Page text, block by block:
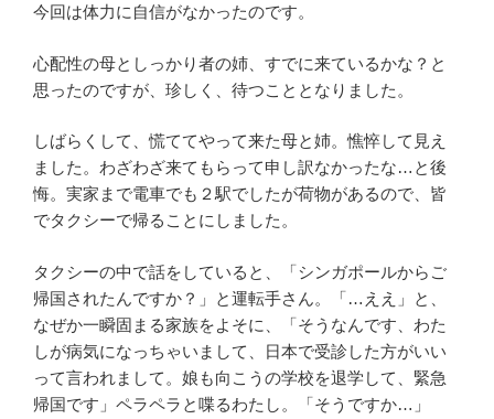
今回は体力に自信がなかったのです。
心配性の母としっかり者の姉、すでに来ているかな？と
思ったのですが、珍しく、待つこととなりました。
しばらくして、慌ててやって来た母と姉。憔悴して見え
ました。わざわざ来てもらって申し訳なかったな…と後
悔。実家まで電車でも２駅でしたが荷物があるので、皆
でタクシーで帰ることにしました。
タクシーの中で話をしていると、「シンガポールからご
帰国されたんですか？」と運転手さん。「…ええ」と、
なぜか一瞬固まる家族をよそに、「そうなんです、わた
しが病気になっちゃいまして、日本で受診した方がいい
って言われまして。娘も向こうの学校を退学して、緊急
帰国です」ペラペラと喋るわたし。「そうですか…」